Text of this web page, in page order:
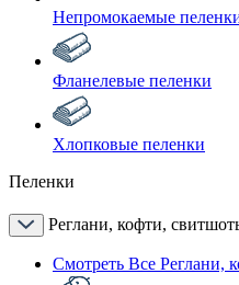
Непромокаемые
Фланелевые пеленки
Хлопковые пеленки
Пеленки
Реглани, кофти,
Смотреть Все Реглани,